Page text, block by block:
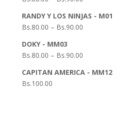
RANDY Y LOS NINJAS - M01
Bs.80.00 – Bs.90.00
DOKY - MM03
Bs.80.00 – Bs.90.00
CAPITAN AMERICA - MM12
Bs.100.00